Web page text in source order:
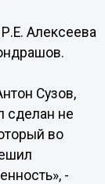
Алексеева
Сузов,
сделан не
во
-